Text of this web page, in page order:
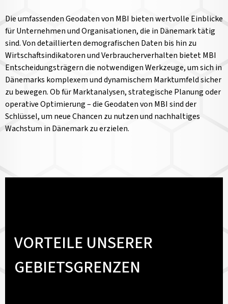
Die umfassenden Geodaten von MBI bieten wertvolle Einblicke
für Unternehmen und Organisationen, die in Dänemark tätig
sind. Von detaillierten demografischen Daten bis hin zu
Wirtschaftsindikatoren und Verbraucherverhalten bietet MBI
Entscheidungsträgern die notwendigen Werkzeuge, um sich in
Dänemarks komplexem und dynamischem Marktumfeld sicher
zu bewegen. Ob für Marktanalysen, strategische Planung oder
operative Optimierung – die Geodaten von MBI sind der
Schlüssel, um neue Chancen zu nutzen und nachhaltiges
Wachstum in Dänemark zu erzielen.
VORTEILE UNSERER
GEBIETSGRENZEN